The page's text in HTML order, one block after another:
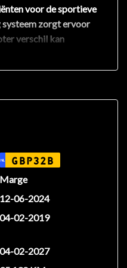
voor de sportieve
zorgt ervoor
verschil kan
waardoor je
rijden dan normaal.
NL GBP32B
Marge
12-06-2024
04-02-2019
04-02-2027